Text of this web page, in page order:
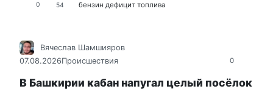
0 54 бензин дефицит топлива
0
Вячеслав Шамшияров
07.08.2026Происшествия
В Башкирии кабан напугал целый посёлок